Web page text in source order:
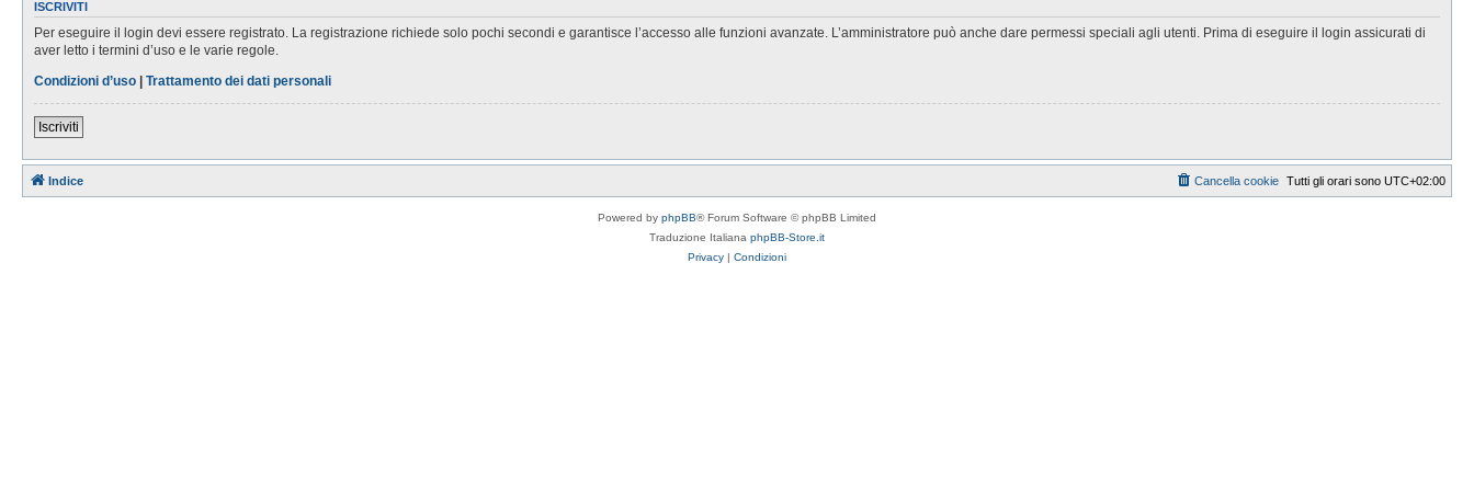
ISCRIVITI
Per eseguire il login devi essere registrato. La registrazione richiede solo pochi secondi e garantisce l’accesso alle funzioni avanzate. L’amministratore può anche dare permessi speciali agli utenti. Prima di eseguire il login assicurati di
aver letto i termini d’uso e le varie regole.
Condizioni d’uso | Trattamento dei dati personali
Iscriviti
Indice Tutti gli orari sono UTC+02:00
Cancella cookie
Powered by phpBB® Forum Software © phpBB Limited
Traduzione Italiana phpBB-Store.it
Privacy | Condizioni